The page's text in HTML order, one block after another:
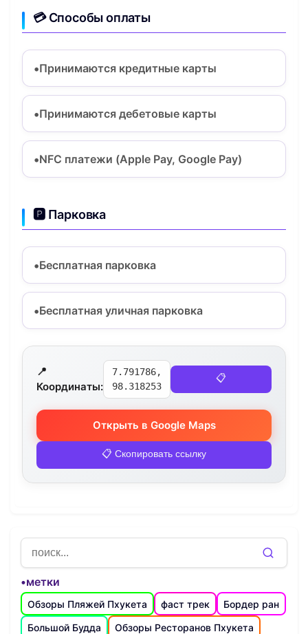
💳 Способы оплаты
Принимаются кредитные карты
Принимаются дебетовые карты
NFC платежи (Apple Pay, Google Pay)
🅿️ Парковка
Бесплатная парковка
Бесплатная уличная парковка
📍
Координаты:
7.791786,
98.318253
📋
Открыть в Google Maps
📋 Скопировать ссылку
•метки
Обзоры Пляжей Пхукета фаст трек
Бордер ран
Большой Будда
Обзоры Ресторанов Пхукета